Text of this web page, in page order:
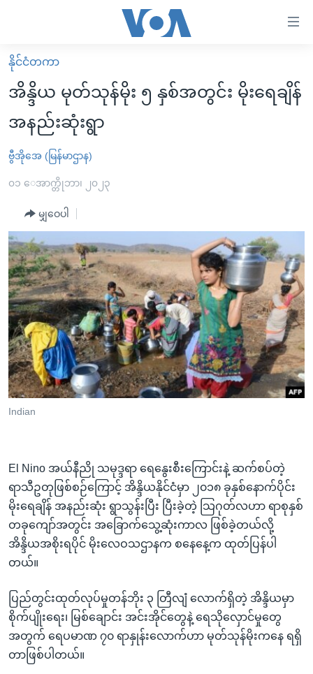
လွယ်ကူ
စေ
သည့်
များ
ပင်မ
ကျော်
ကြည့်
ရန်
ပင်မ
အ
ညွန်း
စာမျက်နှာ
သို့
ကျော်
ကြည့်
ရန်
နေရာ
သို့
ကျော်
ရန်
မူလစာမျက်နှာ
မြန်မာ
ကမ္ဘာ့သတင်းများ
နိုင်ငံတကာ
အစ္စရေး-ပါလက်စတိုင်း
ဗွီဒီယို
အင်္ဂလိပ်စာလေ့လာမယ်
အမေရိကန်သုံးအီဒီယံ
မကြေးမုံရဲ့ အင်္ဂလိပ်စာ
ရုပ်ရှင်ထဲက အင်္ဂလိပ်စာ
သုတပဒေသာ အင်္ဂလိပ်စာ
အပတ်စဉ်ကဏ္ဍများ
ရေဒီယို
တီဗွီ
ရေဒီယိုနှင့်ရုပ်သံ အချက်အလက်များ
ရေဒီယို/တီဗွီအစီအစဉ်
Learning English
ဗွီအိုအေ လူမှုကွန်ယက်များ
နိုင်ငံတကာ
အိန္ဒိယ မုတ်သုန်မိုး ၅ နှစ်အတွင်း မိုးရေချိန်
အနည်းဆုံးရွာ
ဗွီအိုအေ (မြန်မာဌာန)
၀၁ ေအာက္တိုဘာ၊ ၂၀၂၃
မျှဝေပါ
Indian
El Nino အယ်နီညို သမုဒ္ဒရာ ရေနွေးစီးကြောင်းနဲ့ ဆက်စပ်တဲ့
ရာသီဥတုဖြစ်စဉ်ကြောင့် အိန္ဒိယနိုင်ငံမှာ ၂၀၁၈ ခုနှစ်နောက်ပိုင်း
မိုးရေချိန် အနည်းဆုံး ရွာသွန်းပြီး ပြီးခဲ့တဲ့ သြဂုတ်လဟာ ရာစုနှစ်
တခုကျော်အတွင်း အခြောက်သွေ့ဆုံးကာလ ဖြစ်ခဲ့တယ်လို့
အိန္ဒိယအစိုးရပိုင် မိုးလေဝသဌာနက စနေနေ့က ထုတ်ပြန်ပါ
တယ်။
ပြည်တွင်းထုတ်လုပ်မှုတန်ဘိုး ၃ တြီလျံ လောက်ရှိတဲ့ အိန္ဒိယမှာ
စိုက်ပျိုးရေး၊ မြစ်ချောင်း အင်းအိုင်တွေနဲ့ ရေသိုလှောင်မှုတွေ
အတွက် ရေပမာဏ ၇၀ ရာနှုန်းလောက်ဟာ မုတ်သုန်မိုးကနေ ရရှိ
တာဖြစ်ပါတယ်။